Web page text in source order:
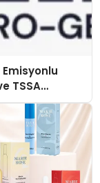
Emisyonlu
TSSA